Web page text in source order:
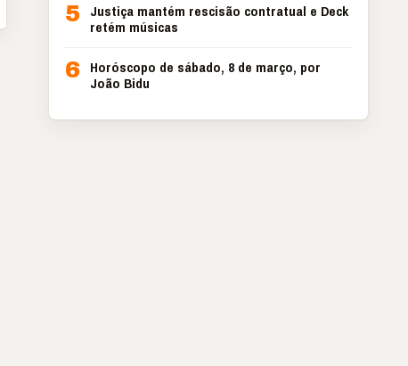
5 Justiça mantém rescisão contratual e Deck
retém músicas
6 Horóscopo de sábado, 8 de março, por
João Bidu